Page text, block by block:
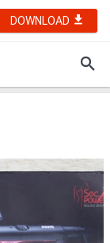
DOWNLOAD